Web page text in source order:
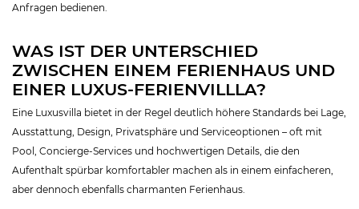
Anfragen bedienen.
WAS IST DER UNTERSCHIED
ZWISCHEN EINEM FERIENHAUS UND
EINER LUXUS-FERIENVILLLA?
Eine Luxusvilla bietet in der Regel deutlich höhere Standards bei Lage,
Ausstattung, Design, Privatsphäre und Serviceoptionen – oft mit
Pool, Concierge-Services und hochwertigen Details, die den
Aufenthalt spürbar komfortabler machen als in einem einfacheren,
aber dennoch ebenfalls charmanten Ferienhaus.